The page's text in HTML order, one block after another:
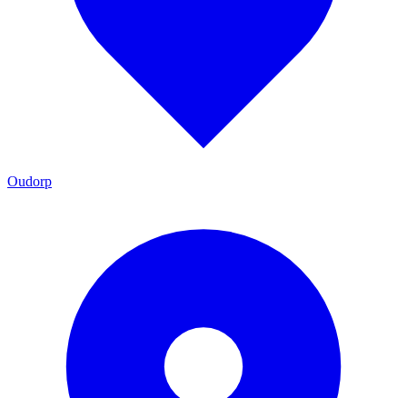
Oudorp